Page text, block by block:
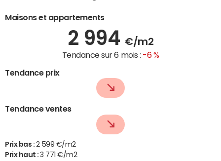
Maisons et appartements
2 994 €/m2
Tendance sur 6 mois : -6 %
Tendance prix
Tendance ventes
Prix bas : 2 599 €/m2
Prix haut :3 771 €/m2